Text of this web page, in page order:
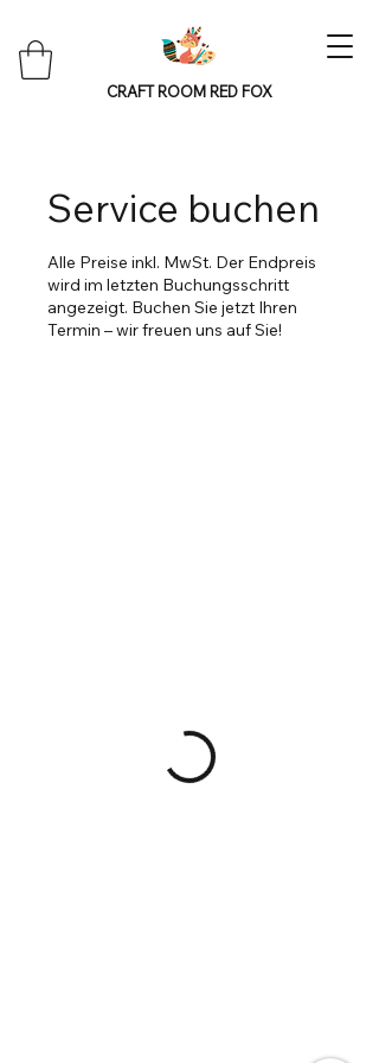
CRAFT ROOM RED FOX
Service buchen
Alle Preise inkl. MwSt. Der Endpreis
wird im letzten Buchungsschritt
angezeigt. Buchen Sie jetzt Ihren
Termin – wir freuen uns auf Sie!